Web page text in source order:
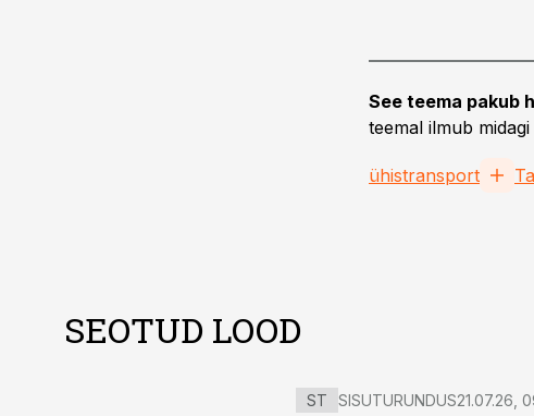
See teema pakub
teemal ilmub
ühistransport
SEOTUD LOOD
ST SISUTURUNDUS21.07.26,